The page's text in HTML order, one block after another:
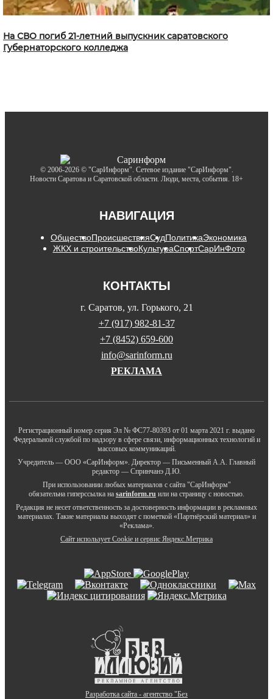
На СВО погиб 21-летний выпускник саратовского
Губернаторского колледжа
© 2006-2026 © "СарИнформ". Сетевое издание "СарИнформ".
Новости Саратова и Саратовской области. Люди, места, события. 18+
НАВИГАЦИЯ
ОбществоПроисшествияСудПолитикаЭкономика
ЖКХ и строительствоКультураСпортСарИнФото
КОНТАКТЫ
г. Саратов, ул. Горького, 21
+7 (917) 982-81-37
+7 (8452) 659-600
info@sarinform.ru
РЕКЛАМА
Регистрационный номер серия Эл № ФС77-80393 от 01 марта 2021 г. выдано
Федеральной службой по надзору в сфере связи, информационных технологий и
массовых коммуникаций.
Учредитель — ООО «СарИнформ». Директор — Письменный А.А. Главный
редактор — Спринчанэ Д.Ю.
При использовании любых материалов с сайта "СарИнформ"
обязательна гиперссылка на sarinform.ru или на страницу с новостью.
Редакция не несет ответственность за достоверность информации в рекламных
материалах. Такие материалы выходят с пометкой «Партнёрский материал» и
«Реклама».
Сайт использует Cookie и сервиc Яндекс.Метрика
Разработка сайта - агентство "Без